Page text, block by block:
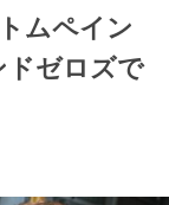
ムペイン
ドゼロズで